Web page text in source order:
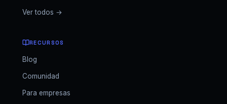
Ver todos →
RECURSOS
Blog
Comunidad
Para empresas